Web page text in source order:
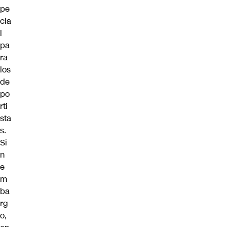
pe
cia
l
pa
ra
los
de
po
rti
sta
s.
Si
n
e
m
ba
rg
o,